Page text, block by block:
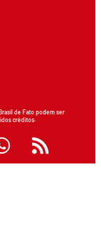
de Fato podem ser
créditos.